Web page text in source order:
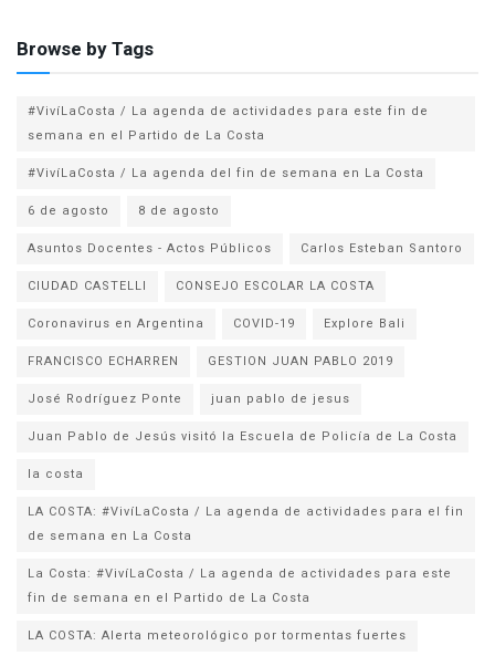
Browse by Tags
#VivíLaCosta / La agenda de actividades para este fin de
semana en el Partido de La Costa
#VivíLaCosta / La agenda del fin de semana en La Costa
6 de agosto
8 de agosto
Asuntos Docentes - Actos Públicos
Carlos Esteban Santoro
CIUDAD CASTELLI
CONSEJO ESCOLAR LA COSTA
Coronavirus en Argentina
COVID-19
Explore Bali
FRANCISCO ECHARREN
GESTION JUAN PABLO 2019
José Rodríguez Ponte
juan pablo de jesus
la costa
LA COSTA: #VivíLaCosta / La agenda de actividades para el fin
de semana en La Costa
La Costa: #VivíLaCosta / La agenda de actividades para este
fin de semana en el Partido de La Costa
LA COSTA: Alerta meteorológico por tormentas fuertes